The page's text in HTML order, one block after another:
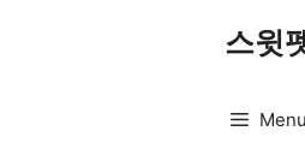
스윗
Menu